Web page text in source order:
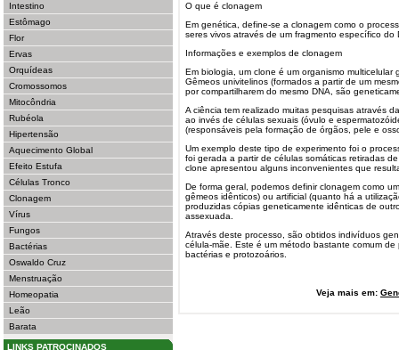
Intestino
Estômago
Flor
Ervas
Orquídeas
Cromossomos
Mitocôndria
Rubéola
Hipertensão
Aquecimento Global
Efeito Estufa
Células Tronco
Clonagem
Vírus
Fungos
Bactérias
Oswaldo Cruz
Menstruação
Homeopatia
Leão
Barata
LINKS PATROCINADOS
O que é clonagem
Em genética, define-se a clonagem como o
seres vivos através de um fragmento específico do
Informações e exemplos de clonagem
Em biologia, um clone é um organismo multicelular
Gêmeos univitelinos (formados a partir de um
por compartilharem do mesmo DNA, são
A ciência tem realizado muitas pesquisas através
ao invés de células sexuais (óvulo e
(responsáveis pela formação de órgãos, pele e
Um exemplo deste tipo de experimento foi o
foi gerada a partir de células somáticas retiradas
clone apresentou alguns inconvenientes que
De forma geral, podemos definir clonagem como
gêmeos idênticos) ou artificial (quanto há a
produzidas cópias geneticamente idênticas de
assexuada.
Através deste processo, são obtidos indivíduos
célula-mãe. Este é um método bastante comum
bactérias e protozoários.
Veja mais em: